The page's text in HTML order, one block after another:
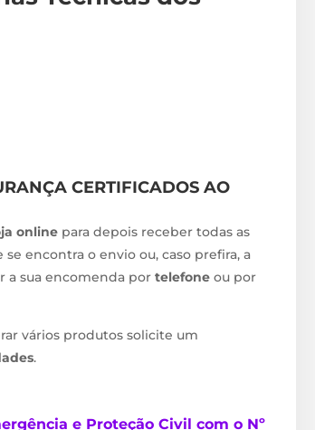
CERTIFICADOS AO
online para depois receber todas as
encontra o envio ou, caso prefira, a
a sua encomenda portelefone ou por
vários produtos solicite um
.
e Proteção Civil com o Nº